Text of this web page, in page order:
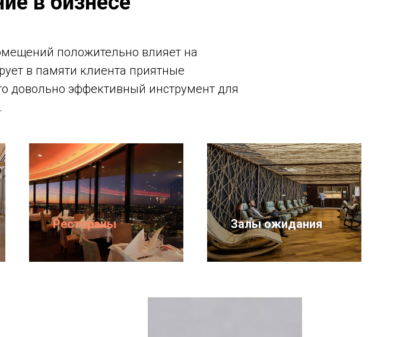
положительно влияет на
в памяти клиента приятные
довольно эффективный инструмент для
Рестораны Залы ожидания